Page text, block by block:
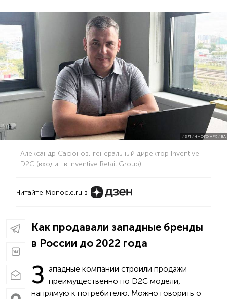
ИЗ ЛИЧНОГО АРХИВА
Александр Сафонов, генеральный директор Inventive
D2C (входит в Inventive Retail Group)
Читайте Monocle.ru в
Как продавали западные бренды
в России до 2022 года
З ападные компании строили продажи
преимущественно по D2C модели,
напрямую к потребителю. Можно говорить о